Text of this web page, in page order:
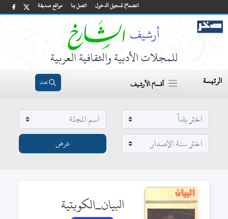
مواقع صديقة اتصل بنا انضمام/ تسجيل الدخول
للمجلات الأدبية والثقافية العربية
الرئيسة أقسام الأرشيف بحث
البيان_الكويتية